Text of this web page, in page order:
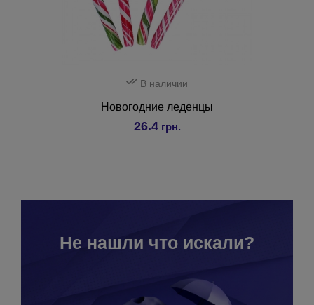
В наличии
Новогодние леденцы
26.4грн.
Не нашли что искали?